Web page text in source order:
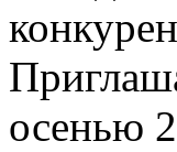
осенью